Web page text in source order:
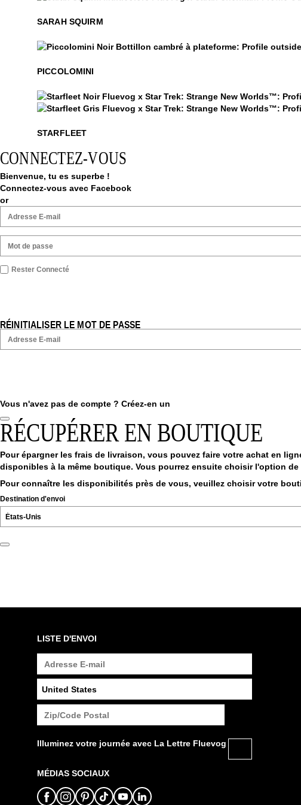
SARAH SQUIRM
PICCOLOMINI
Starfleet
STARFLEET
CONNECTEZ-VOUS
Bienvenue, tu es superbe !
Connectez-vous avec Facebook
or
Rester Connecté
RÉINITIALISER LE MOT DE PASSE
Vous n'avez pas de compte ? Créez-en un
RÉCUPÉRER EN BOUTIQUE
Pour épargner les frais de livraison, vous pouvez faire votre achat en
disponibles à la même boutique. Vous pourrez ensuite choisir l'option
Pour connaître les disponibilités près de vous, veuillez choisir votre
Destination d'envoi
LISTE D'ENVOI
Illuminez votre journée avec La Lettre Fluevog
MÉDIAS SOCIAUX